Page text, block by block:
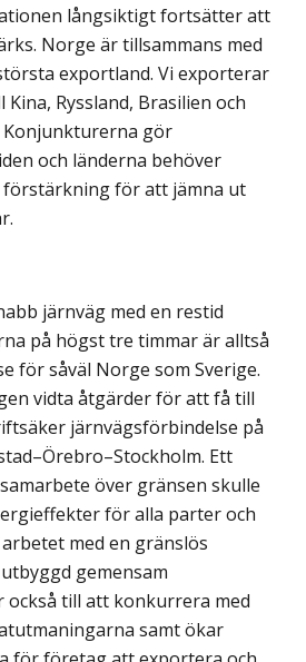
långsiktigt fortsätter att
Norge är tillsammans med
exportland. Vi exporterar
Ryssland, Brasilien och
Konjunkturerna gör
och länderna behöver
förstärkning för att jämna ut
järnväg med en restid
på högst tre timmar är alltså
för såväl Norge som Sverige.
vidta åtgärder för att få till
järnvägsförbindelse på
Ett
över gränsen skulle
för alla parter och
med en gränslös
gemensam
till att konkurrera med
samt ökar